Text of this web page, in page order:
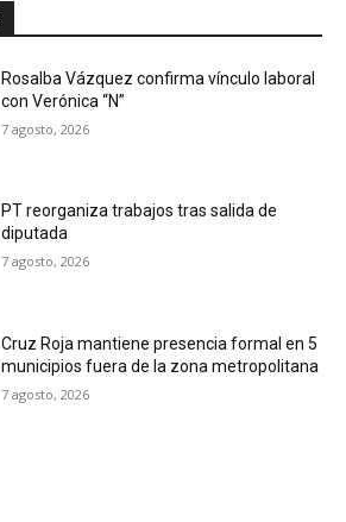
Rosalba Vázquez confirma vínculo laboral
con Verónica “N”
7 agosto, 2026
PT reorganiza trabajos tras salida de
diputada
7 agosto, 2026
Cruz Roja mantiene presencia formal en 5
municipios fuera de la zona metropolitana
7 agosto, 2026